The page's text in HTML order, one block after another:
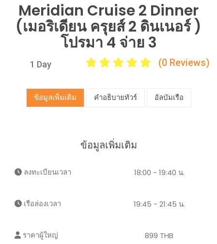
Meridian Cruise 2 Dinner
(เมอริเดียน ครุยส์ 2 ดินเนอร์ )
โปรมา 4 จ่าย 3
1 Day (0 Reviews)
ข้อมูลเพิ่มเติม คำอธิบายทัวร์ อัลบัมเรือ
ข้อมูลเพิ่มเติม
ลงทะเบียนเวลา
เรือล่องเวลา
ราคาผู้ใหญ่
18:00 - 19:40 น.
19:45 - 21:45 น.
899 THB